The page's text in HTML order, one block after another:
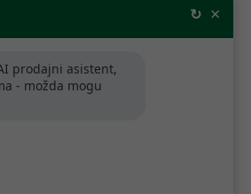
↻ ×
prodajni asistent,
- možda mogu